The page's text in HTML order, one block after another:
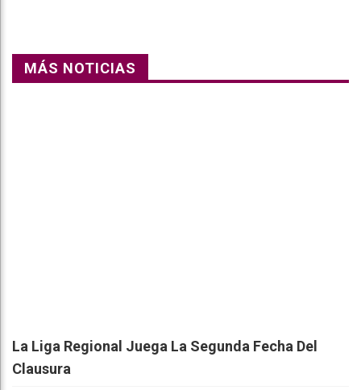
MÁS NOTICIAS
La Liga Regional Juega La Segunda Fecha Del
Clausura